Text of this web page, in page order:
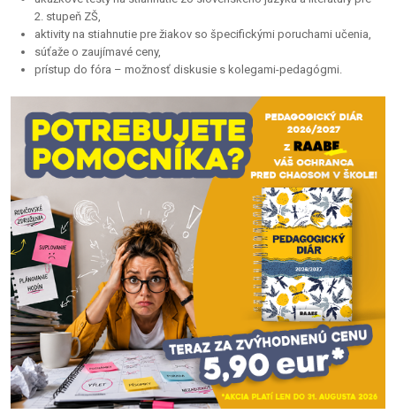
2. stupeň ZŠ,
aktivity na stiahnutie pre žiakov so špecifickými poruchami učenia,
súťaže o zaujímavé ceny,
prístup do fóra – možnosť diskusie s kolegami-pedagógmi.